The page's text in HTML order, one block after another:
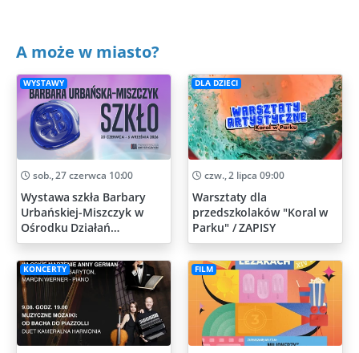
A może w miasto?
WYSTAWY
sob., 27 czerwca 10:00
Wystawa szkła Barbary
Urbańskiej-Miszczyk w
Ośrodku Działań
Artystycznych
DLA DZIECI
czw., 2 lipca 09:00
Warsztaty dla
przedszkolaków "Koral w
Parku" / ZAPISY
KONCERTY FILM